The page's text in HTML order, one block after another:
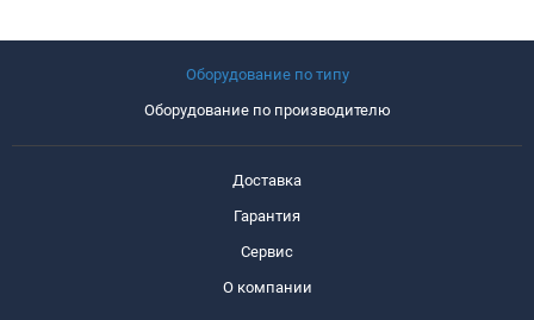
Оборудование по типу
Оборудование по производителю
Доставка
Гарантия
Сервис
О компании